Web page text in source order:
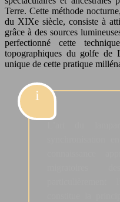
Terre. Cette méthode
du XIXe siècle, consiste à
grâce à des sources
perfectionné cette
topographiques du golfe de
unique de cette pratique